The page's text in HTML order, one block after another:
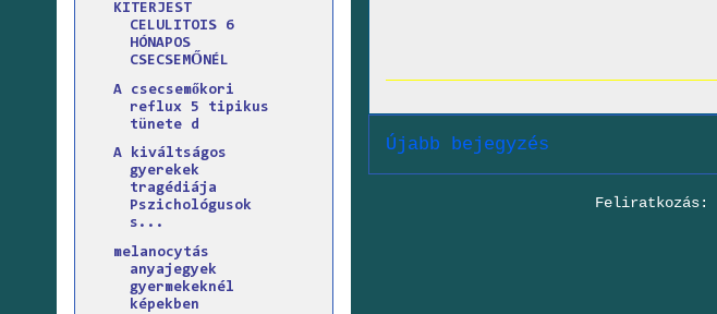
Újabb bejegyzés
Feliratkozás:
KITERJEST
CELULITOIS 6
HÓNAPOS
CSECSEMŐNÉL
A csecsemőkori
reflux 5 tipikus
tünete d
A kiváltságos
gyerekek
tragédiája
Pszichológusok
s...
melanocytás
anyajegyek
gyermekeknél
képekben